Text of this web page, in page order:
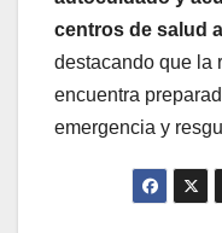
centros de salud
destacando que la
encuentra
emergencia y